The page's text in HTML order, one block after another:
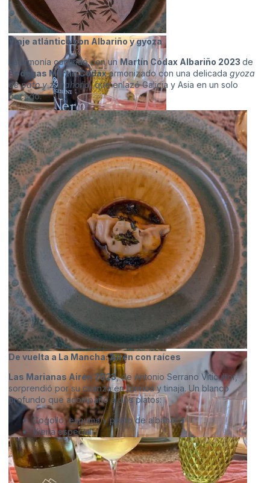
Viaje atlántico con Albariño y gyoza
La armonía continuó con unMartín Códax Albariño 2023 de
Bodegas Martín Códaxarmonizado con una delicada gyoza
de pato y zanahoria, que enlazó Galicia y Asia en un solo
bocado.
De vuelta a La Mancha: Airén con raíces
Las Marianas Airén 2023, de Antonio Serrano Viticultor,
sorprendió por su crianza en barrica y tinaja. Un blanco
profundo que acompañó a dos platos:
Cogollo, espuma y pesto de albahaca
Vieira especial